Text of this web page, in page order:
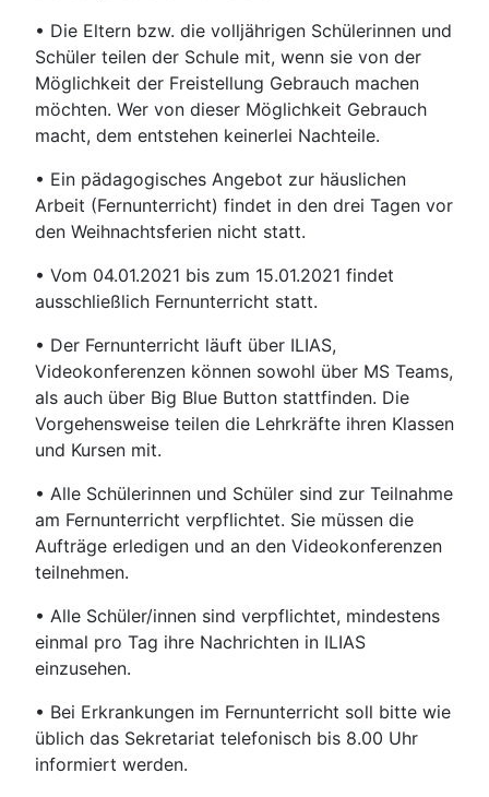
• Die Eltern bzw. die volljährigen Schülerinnen und
Schüler teilen der Schule mit, wenn sie von der
Möglichkeit der Freistellung Gebrauch machen
möchten. Wer von dieser Möglichkeit Gebrauch
macht, dem entstehen keinerlei Nachteile.
• Ein pädagogisches Angebot zur häuslichen
Arbeit (Fernunterricht) findet in den drei Tagen vor
den Weihnachtsferien nicht statt.
• Vom 04.01.2021 bis zum 15.01.2021 findet
ausschließlich Fernunterricht statt.
• Der Fernunterricht läuft über ILIAS,
Videokonferenzen können sowohl über MS Teams,
als auch über Big Blue Button stattfinden. Die
Vorgehensweise teilen die Lehrkräfte ihren Klassen
und Kursen mit.
• Alle Schülerinnen und Schüler sind zur Teilnahme
am Fernunterricht verpflichtet. Sie müssen die
Aufträge erledigen und an den Videokonferenzen
teilnehmen.
• Alle Schüler/innen sind verpflichtet, mindestens
einmal pro Tag ihre Nachrichten in ILIAS
einzusehen.
• Bei Erkrankungen im Fernunterricht soll bitte wie
üblich das Sekretariat telefonisch bis 8.00 Uhr
informiert werden.